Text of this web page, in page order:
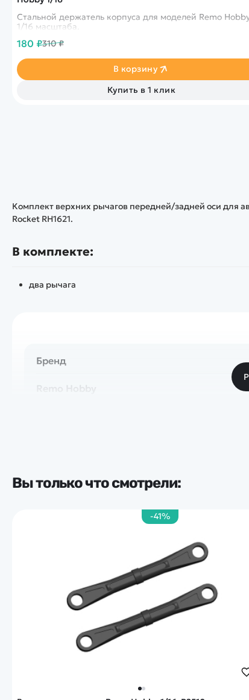
Стальной держатель корпуса для моделей Remo
1/16 масштаба.
180 ₽310 ₽
В корзину
Купить в 1 клик
Комплект верхних рычагов передней/задней оси для
Rocket RH1621.
В комплекте:
два рычага
Бренд
Remo Hobby
Вы только что смотрели:
-41%